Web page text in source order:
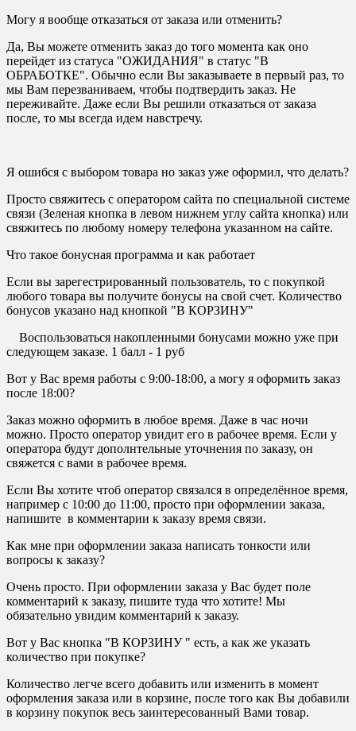
Могу я вообще отказаться от заказа или отменить?
Да, Вы можете отменить заказ до того момента как оно
перейдет из статуса "ОЖИДАНИЯ" в статус "В
ОБРАБОТКЕ". Обычно если Вы заказываете в первый раз, то
мы Вам перезваниваем, чтобы подтвердить заказ. Не
переживайте. Даже если Вы решили отказаться от заказа
после, то мы всегда идем навстречу.
Я ошибся с выбором товара но заказ уже оформил, что делать?
Просто свяжитесь с оператором сайта по специальной системе
связи (Зеленая кнопка в левом нижнем углу сайта кнопка) или
свяжитесь по любому номеру телефона указанном на сайте.
Что такое бонусная программа и как работает
Если вы зарегестрированный пользователь, то с покупкой
любого товара вы получите бонусы на свой счет. Количество
бонусов указано над кнопкой "В КОРЗИНУ"
Воспользоваться накопленными бонусами можно уже при
следующем заказе. 1 балл - 1 руб
Вот у Вас время работы с 9:00-18:00, а могу я оформить заказ
после 18:00?
Заказ можно оформить в любое время. Даже в час ночи
можно. Просто оператор увидит его в рабочее время. Если у
оператора будут дополнтельные уточнения по заказу, он
свяжется с вами в рабочее время.
Если Вы хотите чтоб оператор связался в определённое время,
например с 10:00 до 11:00, просто при оформлении заказа,
напишите в комментарии к заказу время связи.
Как мне при оформлении заказа написать тонкости или
вопросы к заказу?
Очень просто. При оформлении заказа у Вас будет поле
комментарий к заказу, пишите туда что хотите! Мы
обязательно увидим комментарий к заказу.
Вот у Вас кнопка "В КОРЗИНУ " есть, а как же указать
количество при покупке?
Количество легче всего добавить или изменить в момент
оформления заказа или в корзине, после того как Вы добавили
в корзину покупок весь заинтересованный Вами товар.